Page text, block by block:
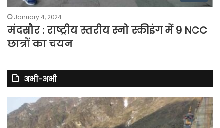
January 4, 2024
मंदसौर : राष्ट्रीय स्तरीय स्नो स्कीइंग में 9 NCC
छात्रों का चयन
अभी-अभी